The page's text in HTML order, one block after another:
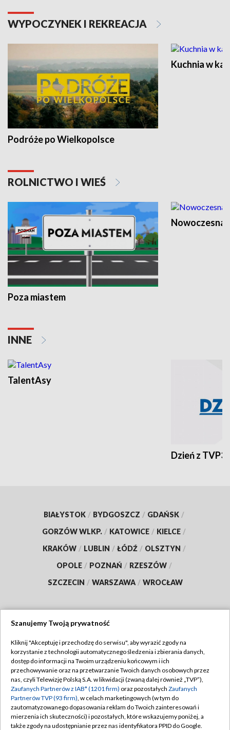
WYPOCZYNEK I REKREACJA
Podróże po Wielkopolsce
Kuchnia w
ROLNICTWO I WIEŚ
Poza miastem
Nowoczesna
INNE
TalentAsy
Dzień z TVP3
BIAŁYSTOK / BYDGOSZCZ / GDAŃSK /
GORZÓW WLKP. / KATOWICE / KIELCE /
KRAKÓW / LUBLIN / ŁÓDŹ / OLSZTYN /
OPOLE / POZNAŃ / RZESZÓW /
SZCZECIN / WARSZAWA / WROCŁAW
TVP
Abonament TVP
Emisja w TVP
Centrum informacji TVP
Naziemna Telewizja Cyfrowa
Regulamin TVP
Polityka prywatności
Moje zgody
Pomoc
Szanujemy Twoją prywatność
Kliknij "Akceptuję i przechodzę do serwisu", aby wyrazić zgody na
korzystanie z technologii automatycznego śledzenia i zbierania danych,
dostęp do informacji na Twoim urządzeniu końcowym i ich
przechowywanie oraz na przetwarzanie Twoich danych osobowych przez
nas, czyli Telewizję Polską S.A. w likwidacji (zwaną dalej również „TVP”),
Zaufanych Partnerów z IAB* (1201 firm) oraz pozostałych Zaufanych
Partnerów TVP (93 firm), w celach marketingowych (w tym do
zautomatyzowanego dopasowania reklam do Twoich zainteresowań i
mierzenia ich skuteczności) i pozostałych, które wskazujemy poniżej, a
także zgody na udostępnianie przez nas identyfikatora PPID do Google.